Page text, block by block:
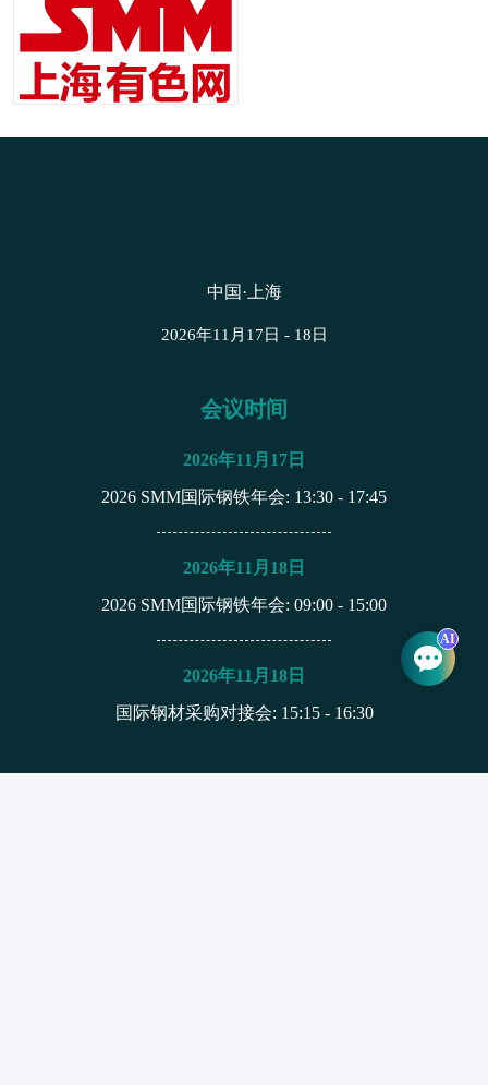
中国·上海
2026年11月17日 - 18日
会议时间
2026年11月17日
2026 SMM国际钢铁年会: 13:30 - 17:45
2026年11月18日
2026 SMM国际钢铁年会: 09:00 - 15:00
2026年11月18日
国际钢材采购对接会: 15:15 - 16:30
AI